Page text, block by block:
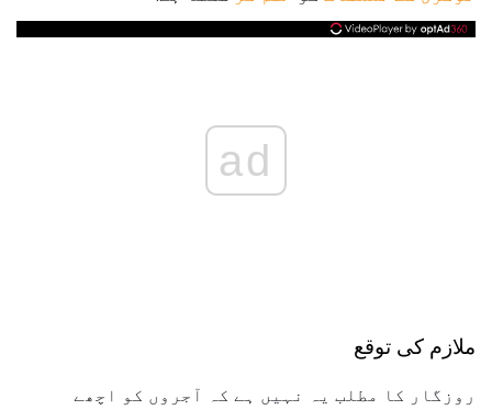
ad
ملازم کی توقع
روزگار کا مطلب یہ نہیں ہے کہ آجروں کو اچھے